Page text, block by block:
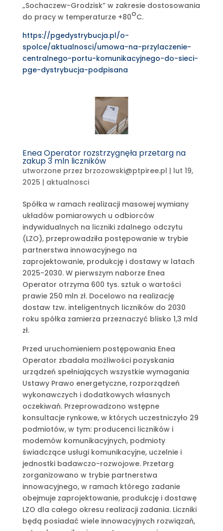
„Sochaczew-Grodzisk” w zakresie dostosowania
do pracy w temperaturze +80oC.
https://pgedystrybucja.pl/o-
spolce/aktualnosci/umowa-na-przylaczenie-
centralnego-portu-komunikacyjnego-do-sieci-
pge-dystrybucja-podpisana
Enea Operator rozstrzygnęła przetarg na
zakup 3 mln liczników
utworzone przez brzozowski@ptpiree.pl | lut 19,
2025 | aktualnosci
Spółka w ramach realizacji masowej wymiany
układów pomiarowych u odbiorców
indywidualnych na liczniki zdalnego odczytu
(LZO), przeprowadziła postępowanie w trybie
partnerstwa innowacyjnego na
zaprojektowanie, produkcję i dostawy w latach
2025-2030. W pierwszym naborze Enea
Operator otrzyma 600 tys. sztuk o wartości
prawie 250 mln zł. Docelowo na realizację
dostaw tzw. inteligentnych liczników do 2030
roku spółka zamierza przeznaczyć blisko 1,3 mld
zł.
Przed uruchomieniem postępowania Enea
Operator zbadała możliwości pozyskania
urządzeń spełniających wszystkie wymagania
Ustawy Prawo energetyczne, rozporządzeń
wykonawczych i dodatkowych własnych
oczekiwań. Przeprowadzono wstępne
konsultacje rynkowe, w których uczestniczyło 29
podmiotów, w tym: producenci liczników i
modemów komunikacyjnych, podmioty
świadczące usługi komunikacyjne, uczelnie i
jednostki badawczo-rozwojowe. Przetarg
zorganizowano w trybie partnerstwa
innowacyjnego, w ramach którego zadanie
obejmuje zaprojektowanie, produkcję i dostawę
LZO dla całego okresu realizacji zadania. Liczniki
będą posiadać wiele innowacyjnych rozwiązań,